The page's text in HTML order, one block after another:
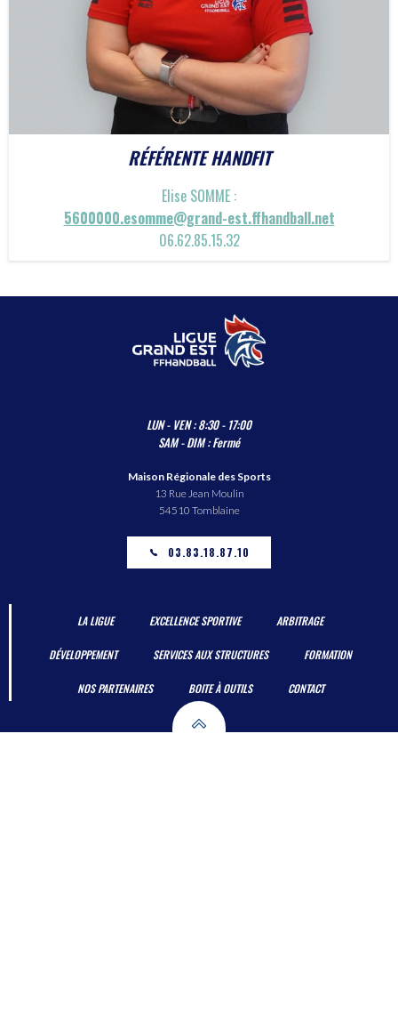
RÉFÉRENTE HANDFIT
Elise SOMME :
5600000.esomme@grand-est.ffhandball.net
06.62.85.15.32
LUN - VEN : 8:30 - 17:00
SAM - DIM : Fermé
Maison Régionale des Sports
13 Rue Jean Moulin
54510 Tomblaine
03.83.18.87.10
LA LIGUE EXCELLENCE SPORTIVE ARBITRAGE
DÉVELOPPEMENT SERVICES AUX STRUCTURES FORMATION
NOS PARTENAIRES BOITE À OUTILS CONTACT